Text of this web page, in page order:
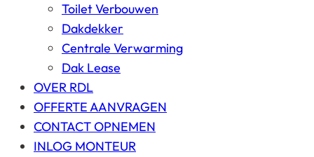
Toilet Verbouwen
Dakdekker
Centrale Verwarming
Dak Lease
OVER RDL
OFFERTE AANVRAGEN
CONTACT OPNEMEN
INLOG MONTEUR